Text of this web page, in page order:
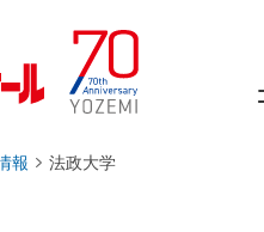
報 法政大学